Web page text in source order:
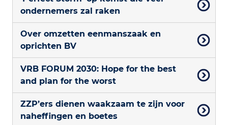
ondernemers zal raken
Over omzetten eenmanszaak en
oprichten BV
VRB FORUM 2030: Hope for the best
and plan for the worst
ZZP’ers dienen waakzaam te zijn voor
naheffingen en boetes